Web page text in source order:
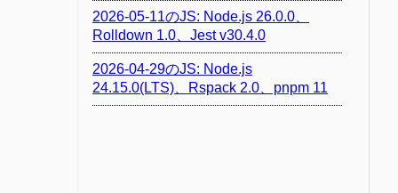
2026-05-11のJS: Node.js 26.0.0、
Rolldown 1.0、Jest v30.4.0
2026-04-29のJS: Node.js
24.15.0(LTS)、Rspack 2.0、pnpm 11